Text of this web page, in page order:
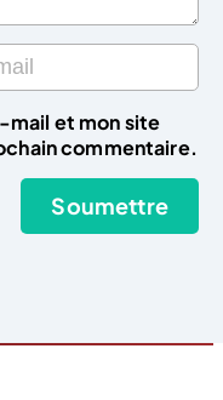
mail et mon site
commentaire.